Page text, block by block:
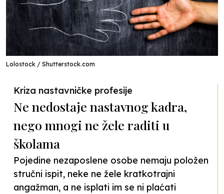
Lolostock / Shutterstock.com
Kriza nastavničke profesije
Ne nedostaje nastavnog kadra,
nego mnogi ne žele raditi u
školama
Pojedine nezaposlene osobe nemaju položen
stručni ispit, neke ne žele kratkotrajni
angažman, a ne isplati im se ni plaćati